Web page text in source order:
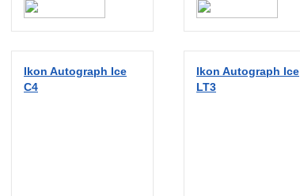
Ikon Autograph Ice
C4
Ikon Autograph Ice
LT3